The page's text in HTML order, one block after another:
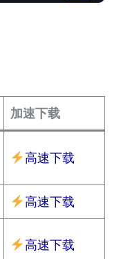
加速下载
高速下载
高速下载
高速下载